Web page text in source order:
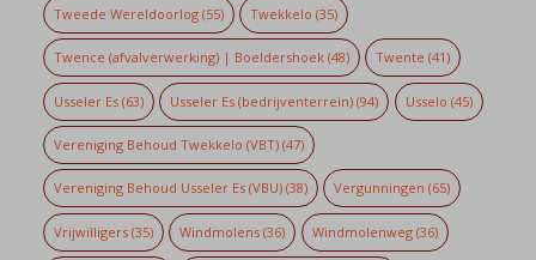
Tweede Wereldoorlog(55) Twekkelo (35)
Twence (afvalverwerking) | Boeldershoek(48) Twente (41)
Usseler Es(63) Usseler Es (bedrijventerrein) (94) Usselo (45)
Vereniging Behoud Twekkelo (VBT)(47)
Vereniging Behoud Usseler Es (VBU)(38) Vergunningen (65)
Vrijwilligers(35) Windmolens (36) Windmolenweg(36)